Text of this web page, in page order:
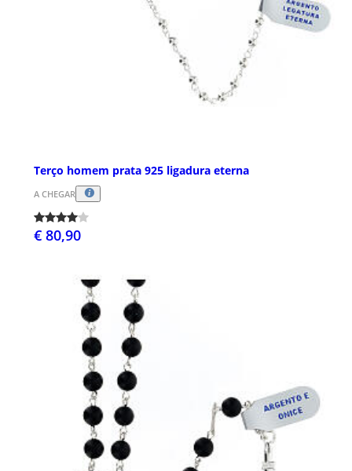
Terço homem prata 925 ligadura eterna
A CHEGAR
€ 80,90